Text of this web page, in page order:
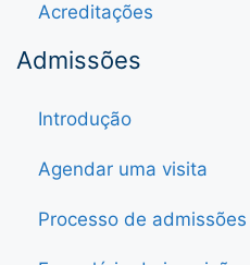
Acreditações
Admissões
Introdução
Agendar uma visita
Processo de admissões